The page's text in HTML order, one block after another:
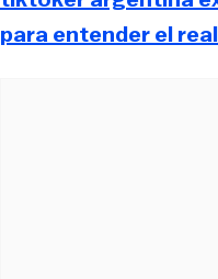
para entender el